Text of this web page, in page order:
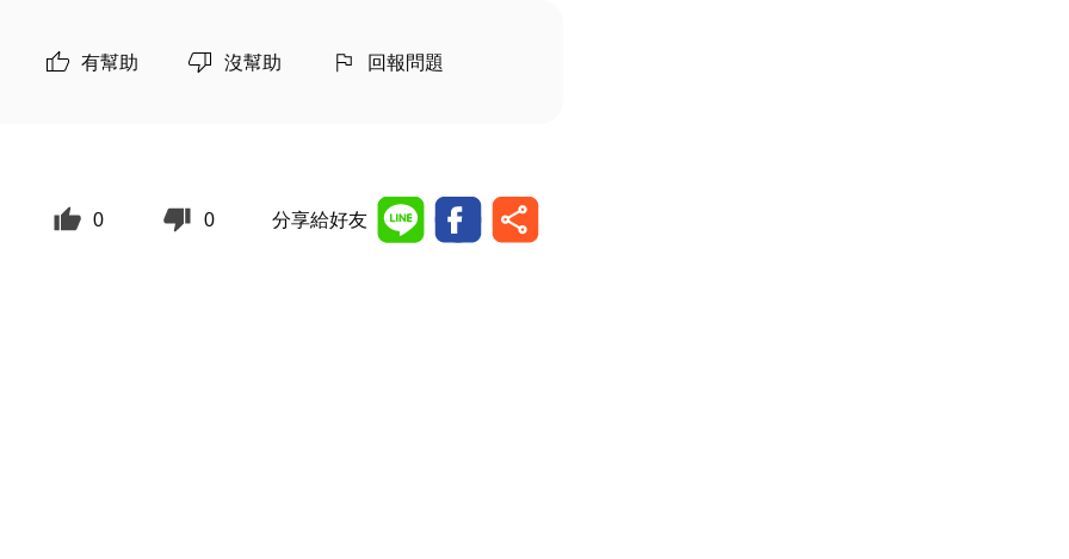
有幫助 沒幫助 回報問題
0 0 分享給好友